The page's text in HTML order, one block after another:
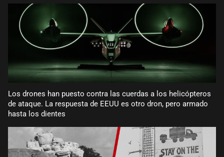
Los drones han puesto contra las cuerdas a los helicópteros
de ataque. La respuesta de EEUU es otro dron, pero armado
hasta los dientes